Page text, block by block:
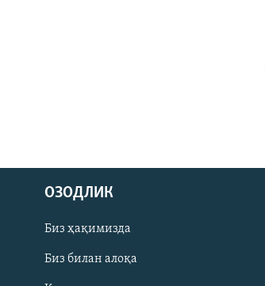
ОЗОДЛИК
Биз ҳақимизда
Биз билан алоқа